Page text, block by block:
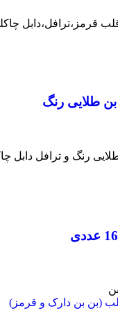
قرمز،ترافل،دابل
طلایی رنگ
رنگ و ترافل دابل